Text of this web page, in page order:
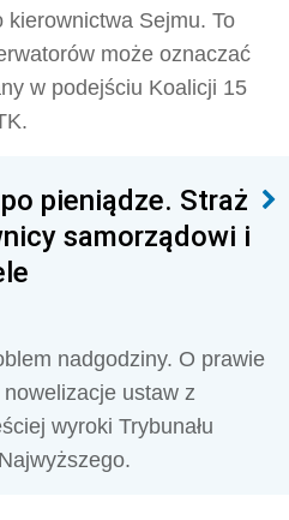
kierownictwa Sejmu. To
może oznaczać
w podejściu Koalicji 15
pieniądze. Straż
samorządowi i
nadgodziny. O prawie
ustaw z
wyroki Trybunału